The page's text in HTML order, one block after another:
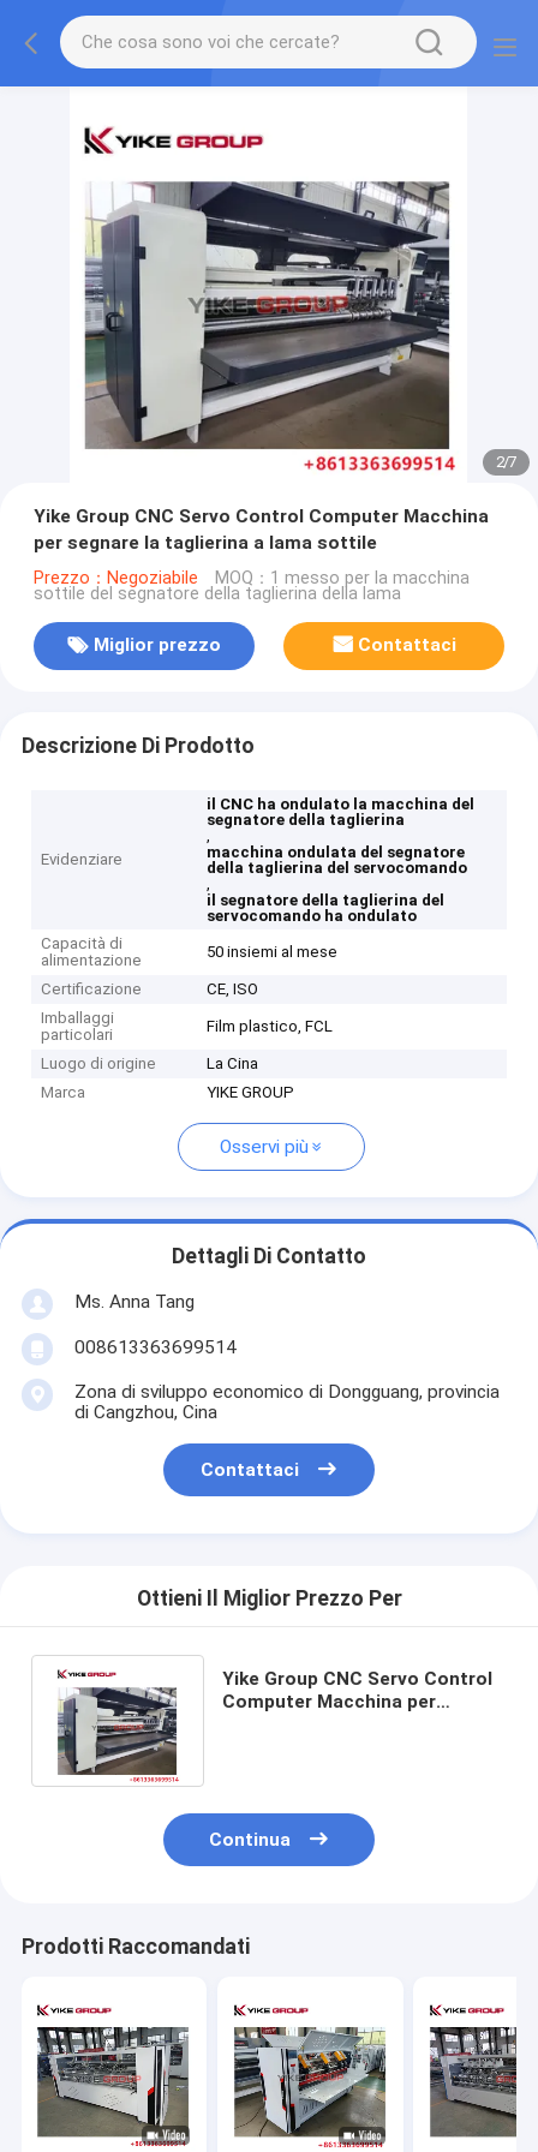
2/7
Yike Group CNC Servo Control Computer Macchina
per segnare la taglierina a lama sottile
Prezzo：Negoziabile MOQ：1 messo per la macchina
sottile del segnatore della taglierina della lama
Miglior prezzo Contattaci
Descrizione Di Prodotto
Evidenziare
il CNC ha ondulato la macchina del
segnatore della taglierina
,
macchina ondulata del segnatore
della taglierina del servocomando
,
il segnatore della taglierina del
servocomando ha ondulato
Capacità di
alimentazione
50 insiemi al mese
Certificazione
CE, ISO
Imballaggi
particolari
Film plastico, FCL
Luogo di origine
La Cina
Marca
YIKE GROUP
Osservi più
Dettagli Di Contatto
Ms. Anna Tang
008613363699514
Zona di sviluppo economico di Dongguang, provincia
di Cangzhou, Cina
Contattaci
Ottieni Il Miglior Prezzo Per
Yike Group CNC Servo Control
Computer Macchina per
Continua
Prodotti Raccomandati